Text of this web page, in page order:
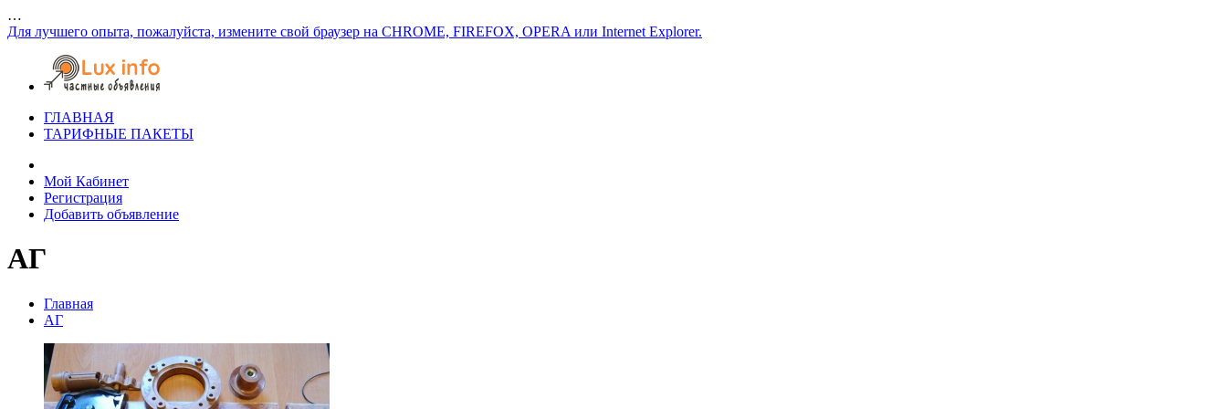
…
Для лучшего опыта, пожалуйста, измените свой браузер на CHROME, FIREFOX, OPERA или Internet Explorer.
ГЛАВНАЯ
ТАРИФНЫЕ ПАКЕТЫ
Мой Кабинет
Регистрация
Добавить объявление
АГ
Главная
АГ